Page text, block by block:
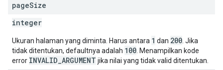
pageSize
integer
Ukuran halaman yang diminta. Harus antara 1 dan 200 . Jika
tidak ditentukan, defaultnya adalah 100 . Menampilkan kode
error INVALID_ARGUMENT jika nilai yang tidak valid ditentukan.